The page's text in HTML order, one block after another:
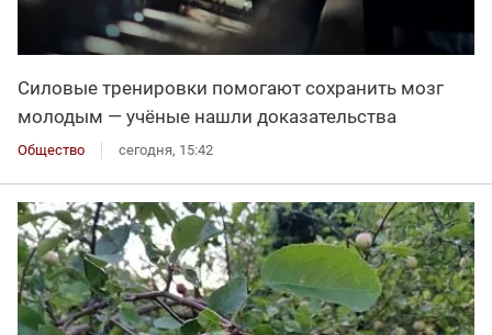
Силовые тренировки помогают сохранить мозг
молодым — учёные нашли доказательства
Общество сегодня, 15:42